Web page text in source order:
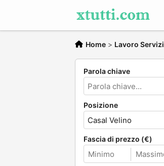
Home > Lavoro Servizi
Parola chiave
Posizione
Fascia di prezzo (€)